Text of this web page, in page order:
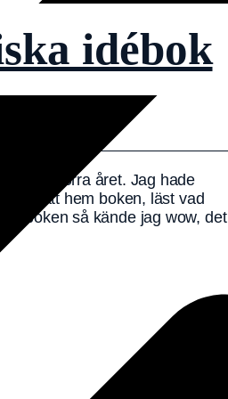
idébok
tävling förra året. Jag hade
jag fått hem boken, läst vad
boken så kände jag wow, det